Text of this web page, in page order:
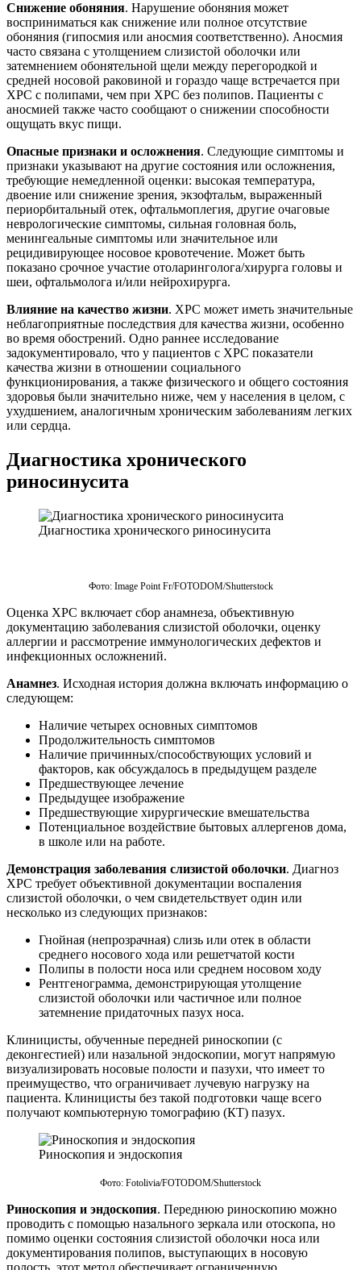
Снижение обоняния. Нарушение обоняния может
восприниматься как снижение или полное отсутствие
обоняния (гипосмия или аносмия соответственно). Аносмия
часто связана с утолщением слизистой оболочки или
затемнением обонятельной щели между перегородкой и
средней носовой раковиной и гораздо чаще встречается при
ХРС с полипами, чем при ХРС без полипов. Пациенты с
аносмией также часто сообщают о снижении способности
ощущать вкус пищи.
Опасные признаки и осложнения. Следующие симптомы и
признаки указывают на другие состояния или осложнения,
требующие немедленной оценки: высокая температура,
двоение или снижение зрения, экзофтальм, выраженный
периорбитальный отек, офтальмоплегия, другие очаговые
неврологические симптомы, сильная головная боль,
менингеальные симптомы или значительное или
рецидивирующее носовое кровотечение. Может быть
показано срочное участие отоларинголога/хирурга головы и
шеи, офтальмолога и/или нейрохирурга.
Влияние на качество жизни. ХРС может иметь значительные
неблагоприятные последствия для качества жизни, особенно
во время обострений. Одно раннее исследование
задокументировало, что у пациентов с ХРС показатели
качества жизни в отношении социального
функционирования, а также физического и общего состояния
здоровья были значительно ниже, чем у населения в целом, с
ухудшением, аналогичным хроническим заболеваниям легких
или сердца.
Диагностика хронического
риносинусита
Диагностика хронического риносинусита
Фото: Image Point Fr/FOTODOM/Shutterstoсk
Оценка ХРС включает сбор анамнеза, объективную
документацию заболевания слизистой оболочки, оценку
аллергии и рассмотрение иммунологических дефектов и
инфекционных осложнений.
Анамнез. Исходная история должна включать информацию о
следующем:
Наличие четырех основных симптомов
Продолжительность симптомов
Наличие причинных/способствующих условий и
факторов, как обсуждалось в предыдущем разделе
Предшествующее лечение
Предыдущее изображение
Предшествующие хирургические вмешательства
Потенциальное воздействие бытовых аллергенов дома,
в школе или на работе.
Демонстрация заболевания слизистой оболочки. Диагноз
ХРС требует объективной документации воспаления
слизистой оболочки, о чем свидетельствует один или
несколько из следующих признаков:
Гнойная (непрозрачная) слизь или отек в области
среднего носового хода или решетчатой ​​кости
Полипы в полости носа или среднем носовом ходу
Рентгенограмма, демонстрирующая утолщение
слизистой оболочки или частичное или полное
затемнение придаточных пазух носа.
Клиницисты, обученные передней риноскопии (с
деконгестией) или назальной эндоскопии, могут напрямую
визуализировать носовые полости и пазухи, что имеет то
преимущество, что ограничивает лучевую нагрузку на
пациента. Клиницисты без такой подготовки чаще всего
получают компьютерную томографию (КТ) пазух.
Риноскопия и эндоскопия
Фото: Fotolivia/FOTODOM/Shutterstoсk
Риноскопия и эндоскопия. Переднюю риноскопию можно
проводить с помощью назального зеркала или отоскопа, но
помимо оценки состояния слизистой оболочки носа или
документирования полипов, выступающих в носовую
полость, этот метод обеспечивает ограниченную